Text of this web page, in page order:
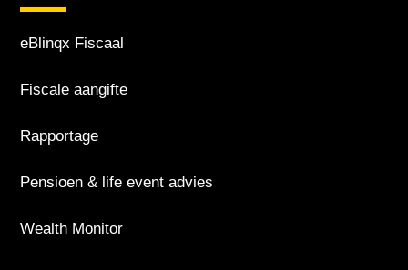
eBlinqx Fiscaal
Fiscale aangifte
Rapportage
Pensioen & life event advies
Wealth Monitor